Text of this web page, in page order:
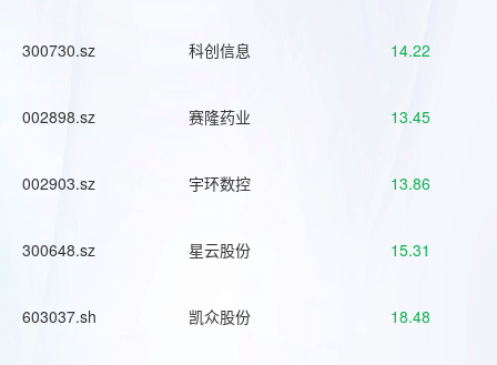
300730.sz 科创信息 14.22
002898.sz 赛隆药业 13.45
002903.sz 宇环数控 13.86
300648.sz 星云股份 15.31
603037.sh 凯众股份 18.48